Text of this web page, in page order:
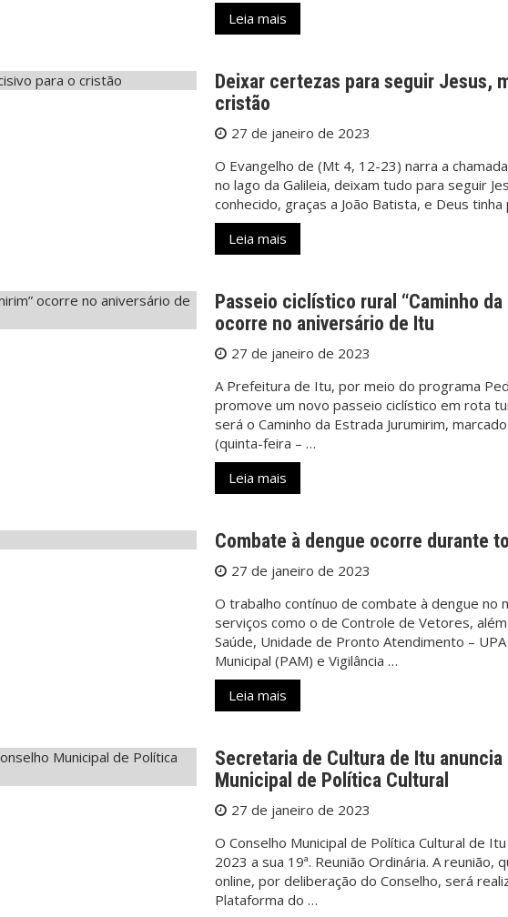
Leia mais
Deixar certezas para seguir Jesus,
cristão
27 de janeiro de 2023
O Evangelho de (Mt 4, 12-23) narra a
no lago da Galileia, deixam tudo para seguir
conhecido, graças a João Batista, e Deus
Leia mais
Passeio ciclístico rural “Caminho
ocorre no aniversário de Itu
27 de janeiro de 2023
A Prefeitura de Itu, por meio do programa
promove um novo passeio ciclístico em rota
será o Caminho da Estrada Jurumirim,
(quinta-feira – …
Leia mais
Combate à dengue ocorre durante
27 de janeiro de 2023
O trabalho contínuo de combate à dengue no
serviços como o de Controle de Vetores,
Saúde, Unidade de Pronto Atendimento –
Municipal (PAM) e Vigilância …
Leia mais
Secretaria de Cultura de Itu
Municipal de Política Cultural
27 de janeiro de 2023
O Conselho Municipal de Política Cultural de
2023 a sua 19ª. Reunião Ordinária. A reunião,
online, por deliberação do Conselho, será
Plataforma do …